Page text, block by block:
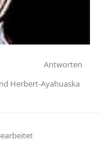
Antworten
Herbert-Ayahuaska